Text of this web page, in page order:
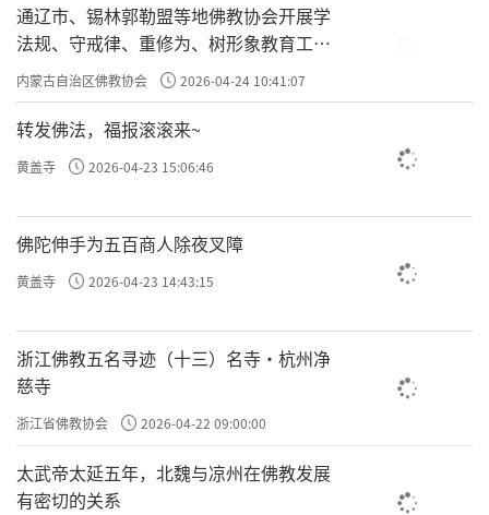
或见所坐处明，此等并是定前相也。
这个很容易理解，就是所坐的地方都是明亮亮的。
虽然闭着眼睛，但感觉前面还是亮灿灿，不是漆黑
要把这些东西看成是正常的，没什么稀奇。
傍闻弹指声或触门等声者，
通辽市、锡林郭勒盟等地佛教协会开展学
法规、守戒律、重修为、树形象教育工作
专题学习会
内蒙古自治区佛教协会 2026-04-24 10:41:07
转发佛法，福报滚滚来~
黄盖寺 2026-04-23 15:06:46
佛陀伸手为五百商人除夜叉障
黄盖寺 2026-04-23 14:43:15
浙江佛教五名寻迹（十三）名寺·杭州净
慈寺
浙江省佛教协会 2026-04-22 09:00:00
太武帝太延五年，北魏与凉州在佛教发展
有密切的关系